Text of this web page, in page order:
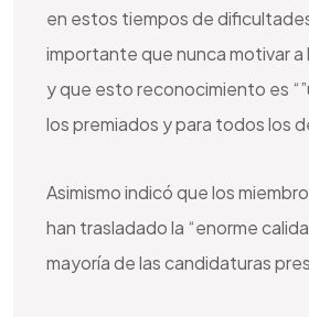
en estos tiempos de
importante que nunca motivar
y que esto reconocimiento es
los premiados y para todos los
Asimismo indicó que los
han trasladado la “enorme
mayoría de las candidaturas